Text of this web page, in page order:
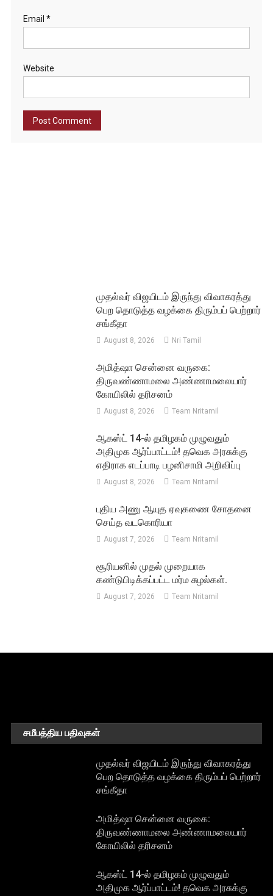
Email *
Website
முதல்வர் விஜயிடம் இருந்து விவாகரத்து
பெற தொடுத்த வழக்கை திரும்பப் பெற்றார்
சங்கீதா
August 8, 2026 Nri Tamil
அமித்ஷா சென்னை வருகை:
திருவண்ணாமலை அண்ணாமலையார்
கோயிலில் தரிசனம்
August 8, 2026 Team Nritamil
ஆகஸ்ட் 14-ல் தமிழகம் முழுவதும்
அதிமுக ஆர்ப்பாட்டம்! தவெக அரசுக்கு
எதிராக எடப்பாடி பழனிசாமி அறிவிப்பு
August 8, 2026 Team Nritamil
புதிய அணு ஆயுத ஏவுகணை சோதனை
செய்த வடகொரியா
August 7, 2026 Team Nritamil
சூரியனில் முதல் முறையாக
கண்டுபிடிக்கப்பட்ட மர்ம சுழல்கள்.
August 7, 2026 Team Nritamil
சமீபத்திய பதிவுகள்
முதல்வர் விஜயிடம் இருந்து விவாகரத்து
பெற தொடுத்த வழக்கை திரும்பப் பெற்றார்
சங்கீதா
அமித்ஷா சென்னை வருகை:
திருவண்ணாமலை அண்ணாமலையார்
கோயிலில் தரிசனம்
ஆகஸ்ட் 14-ல் தமிழகம் முழுவதும்
அதிமுக ஆர்ப்பாட்டம்! தவெக அரசுக்கு